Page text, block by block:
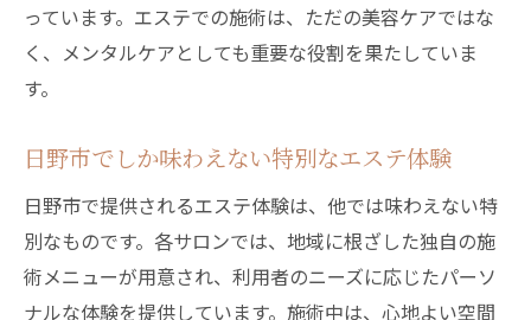
っています。エステでの施術は、ただの美容ケアではな
く、メンタルケアとしても重要な役割を果たしていま
す。
日野市でしか味わえない特別なエステ体験
日野市で提供されるエステ体験は、他では味わえない特
別なものです。各サロンでは、地域に根ざした独自の施
術メニューが用意され、利用者のニーズに応じたパーソ
ナルな体験を提供しています。施術中は、心地よい空間